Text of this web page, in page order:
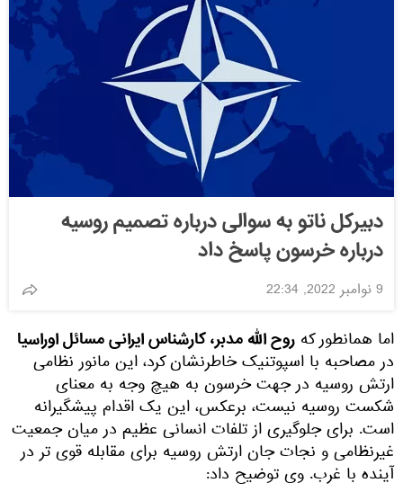
دبیرکل ناتو به سوالی درباره تصمیم روسیه
درباره خرسون پاسخ داد
9 نوامبر 2022, 22:34
اما همانطور که روح الله مدبر، کارشناس ایرانی مسائل اوراسیا
در مصاحبه با اسپوتنیک خاطرنشان کرد، این مانور نظامی
ارتش روسیه در جهت خرسون به هیچ وجه به معنای
شکست روسیه نیست، برعکس، این یک اقدام پیشگیرانه
است. برای جلوگیری از تلفات انسانی عظیم در میان جمعیت
غیرنظامی و نجات جان ارتش روسیه برای مقابله قوی تر در
آینده با غرب. وی توضیح داد: